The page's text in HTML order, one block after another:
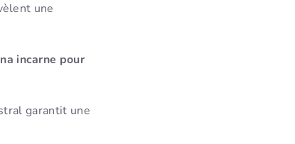
une
incarne pour
garantit une